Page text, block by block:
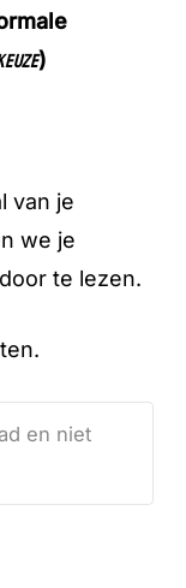
)
van je
we je
te lezen.
en niet